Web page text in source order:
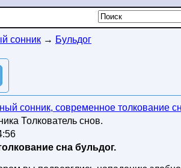
сонник → Бульдог
сонник, современное толкование
Толкователь снов.
сна бульдог.